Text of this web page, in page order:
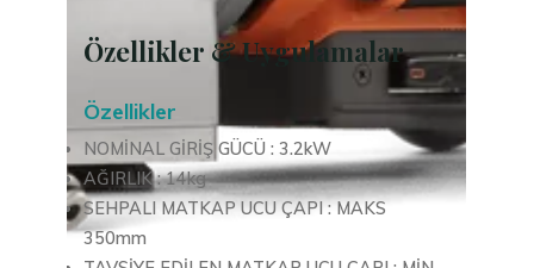
Özellikler & Uygulamalar
Özellikler
NOMİNAL GİRİŞ GÜCÜ : 3.2kW
AĞIRLIK : 14kg
SEHPALI MATKAP UCU ÇAPI : MAKS
350mm